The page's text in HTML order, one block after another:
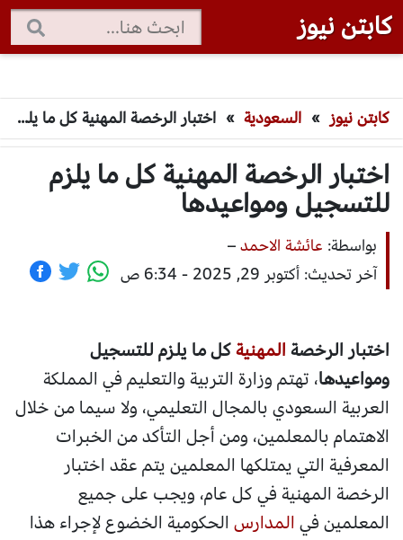
كابتن نيوز
كابتن نيوز » السعودية » اختبار الرخصة المهنية كل ما يلزم للتسجيل ومواعيدها
اختبار الرخصة المهنية كل ما يلزم
للتسجيل ومواعيدها
بواسطة: عائشة الاحمد–
آخر تحديث: أكتوبر 29, 2025 - 6:34 ص
اختبار الرخصةالمهنيةكل ما يلزم للتسجيل
ومواعيدها، تهتم وزارة التربية والتعليم في المملكة
العربية السعودي بالمجال التعليمي، ولا سيما من خلال
الاهتمام بالمعلمين، ومن أجل التأكد من الخبرات
المعرفية التي يمتلكها المعلمين يتم عقد اختبار
الرخصة المهنية في كل عام، ويجب على جميع
المعلمين فيالمدارس الحكومية الخضوع لإجراء هذا